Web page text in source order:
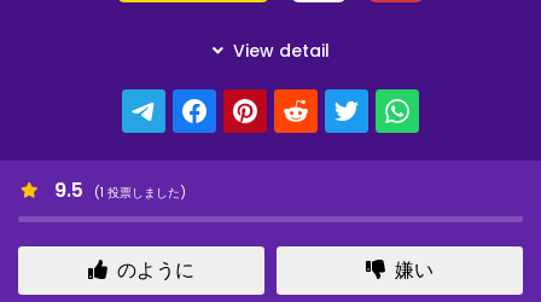
9.5 (1 投票しました)
のように 嫌い